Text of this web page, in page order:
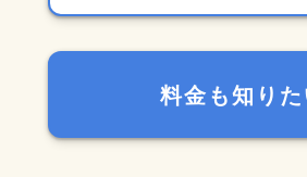
料金も知り